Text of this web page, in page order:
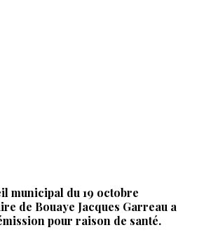
municipal du 19 octobre
de Bouaye Jacques Garreau a
pour raison de santé.